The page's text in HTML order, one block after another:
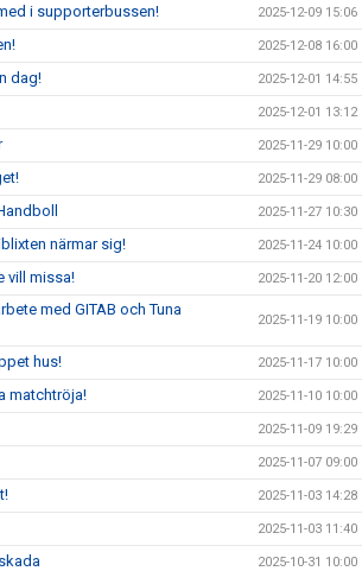
i supporterbussen! 2025-12-09 15:06
2025-12-08 16:00
dag! 2025-12-01 14:55
2025-12-01 13:12
2025-11-29 10:00
2025-11-29 08:00
2025-11-27 10:30
närmar sig! 2025-11-24 10:00
vill missa! 2025-11-20 12:00
med GITAB och Tuna
2025-11-19 10:00
hus! 2025-11-17 10:00
matchtröja! 2025-11-10 10:00
2025-11-09 19:29
2025-11-07 09:00
2025-11-03 14:28
2025-11-03 11:40
2025-10-31 10:00